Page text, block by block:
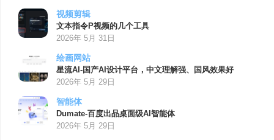
视频剪辑
文本指令P视频的几个工具
2026年 5月 31日
绘画网站
星流AI-国产AI设计平台，中文理解强、国风效果好
2026年 5月 29日
智能体
Dumate-百度出品桌面级AI智能体
2026年 5月 29日